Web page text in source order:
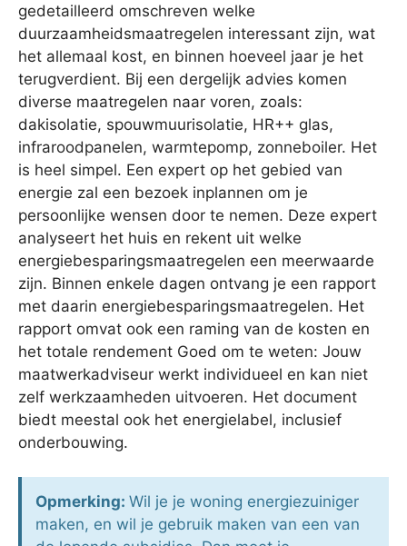
gedetailleerd omschreven welke
duurzaamheidsmaatregelen interessant zijn, wat
het allemaal kost, en binnen hoeveel jaar je het
terugverdient. Bij een dergelijk advies komen
diverse maatregelen naar voren, zoals:
dakisolatie, spouwmuurisolatie, HR++ glas,
infraroodpanelen, warmtepomp, zonneboiler. Het
is heel simpel. Een expert op het gebied van
energie zal een bezoek inplannen om je
persoonlijke wensen door te nemen. Deze expert
analyseert het huis en rekent uit welke
energiebesparingsmaatregelen een meerwaarde
zijn. Binnen enkele dagen ontvang je een rapport
met daarin energiebesparingsmaatregelen. Het
rapport omvat ook een raming van de kosten en
het totale rendement Goed om te weten: Jouw
maatwerkadviseur werkt individueel en kan niet
zelf werkzaamheden uitvoeren. Het document
biedt meestal ook het energielabel, inclusief
onderbouwing.
Opmerking: Wil je je woning energiezuiniger
maken, en wil je gebruik maken van een van